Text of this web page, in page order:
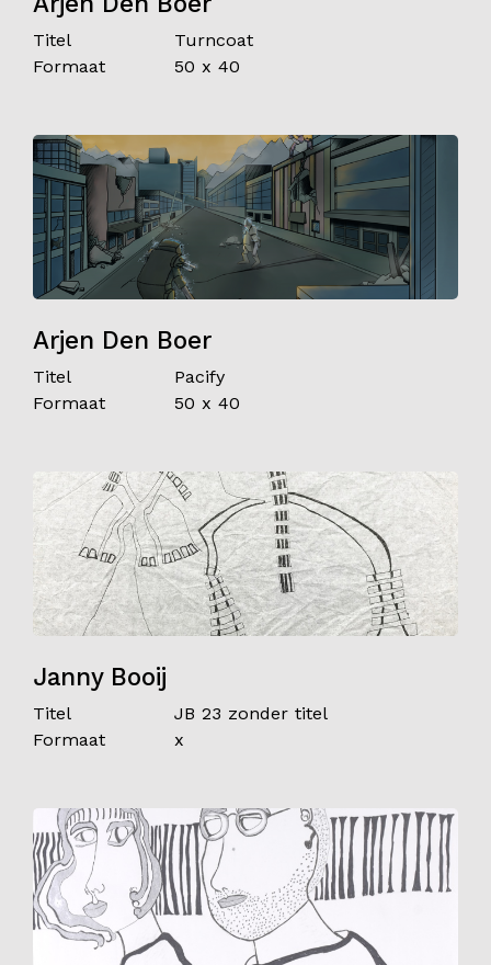
Titel
Turncoat
Formaat
50 x 40
Arjen Den Boer
Titel
Pacify
Formaat
50 x 40
Janny Booij
Titel
JB 23 zonder titel
Formaat
x